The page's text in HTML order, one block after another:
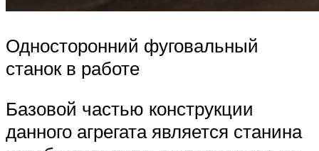
Односторонний фуговальный
станок в работе
Базовой частью конструкции
данного агрегата является станина